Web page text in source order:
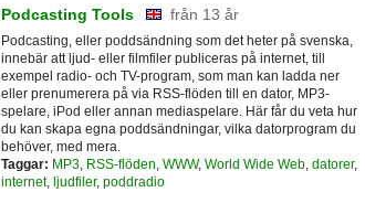
Podcasting Tools från 13 år
Podcasting, eller poddsändning som det heter på svenska,
innebär att ljud- eller filmfiler publiceras på internet, till
exempel radio- och TV-program, som man kan ladda ner
eller prenumerera på via RSS-flöden till en dator, MP3-
spelare, iPod eller annan mediaspelare. Här får du veta hur
du kan skapa egna poddsändningar, vilka datorprogram du
behöver, med mera.
Taggar: MP3, RSS-flöden, WWW, World Wide Web, datorer,
internet, ljudfiler, poddradio